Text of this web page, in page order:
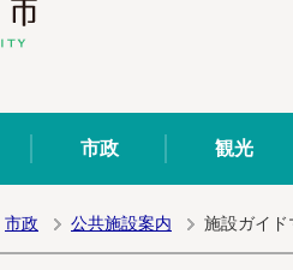
市政 観光
市政 公共施設案内 施設ガイド